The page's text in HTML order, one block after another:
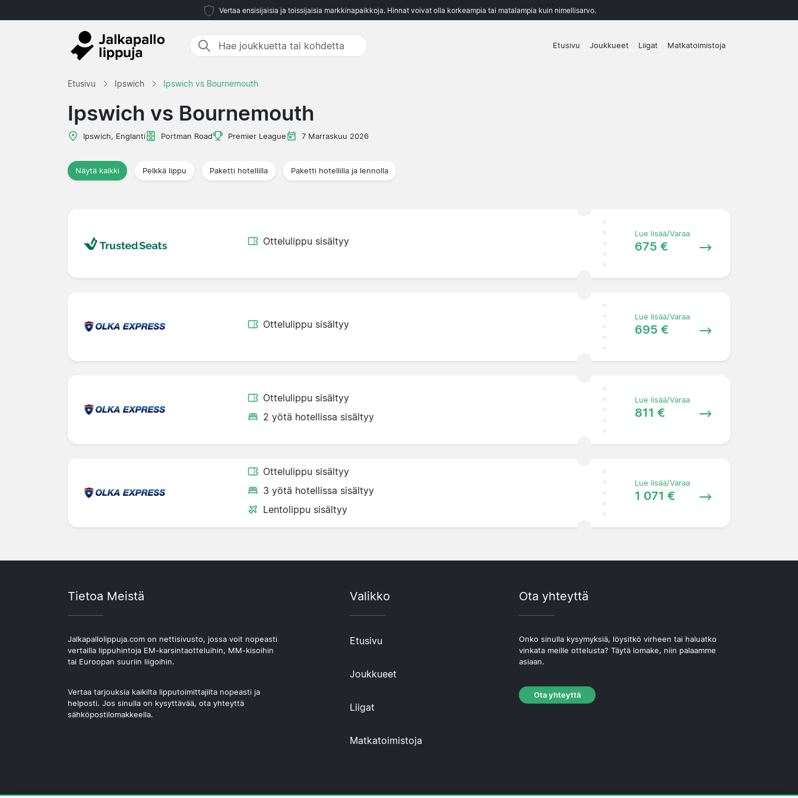
Vertaa ensisijaisia ja toissijaisia markkinapaikkoja. Hinnat voivat olla korkeampia tai matalampia kuin nimellisarvo.
Etusivu Joukkueet Liigat Matkatoimistoja
Etusivu Ipswich Ipswich vs Bournemouth
Ipswich vs Bournemouth
Ipswich, Englanti Portman Road Premier League 7 Marraskuu 2026
Näytä kaikki Pelkkä lippu Paketti hotellilla Paketti hotellilla ja lennolla
Ottelulippu sisältyy
Lue lisää/Varaa
675 €
Ottelulippu sisältyy
Lue lisää/Varaa
695 €
Ottelulippu sisältyy
2 yötä hotellissa sisältyy
Lue lisää/Varaa
811 €
Ottelulippu sisältyy
3 yötä hotellissa sisältyy
Lentolippu sisältyy
Lue lisää/Varaa
1 071 €
Tietoa Meistä
Jalkapallolippuja.com on nettisivusto, jossa voit nopeasti
vertailla lippuhintoja EM-karsintaotteluihin, MM-kisoihin
tai Euroopan suuriin liigoihin.
Vertaa tarjouksia kaikilta lipputoimittajilta nopeasti ja
helposti. Jos sinulla on kysyttävää, ota yhteyttä
sähköpostilomakkeella.
Valikko
Etusivu
Joukkueet
Liigat
Matkatoimistoja
Ota yhteyttä
Onko sinulla kysymyksiä, löysitkö virheen tai haluatko
vinkata meille ottelusta? Täytä lomake, niin palaamme
asiaan.
Ota yhteyttä